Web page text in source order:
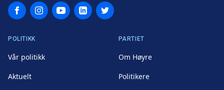
FacebookInstagramYouTubeLinkedInTwitter
POLITIKK
Vår politikk
Aktuelt
PARTIET
Om Høyre
Politikere